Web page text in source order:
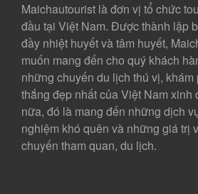
Maichautourist là đơn vị tổ chức
đầu tại Việt Nam. Được thành lập
đầy nhiệt huyết và tâm huyết,
muốn mang đến cho quý khách
những chuyến du lịch thú vị,
thắng đẹp nhất của Việt Nam xinh
nữa, đó là mang đến những dịch
nghiệm khó quên và những giá trị
chuyến tham quan, du lịch.